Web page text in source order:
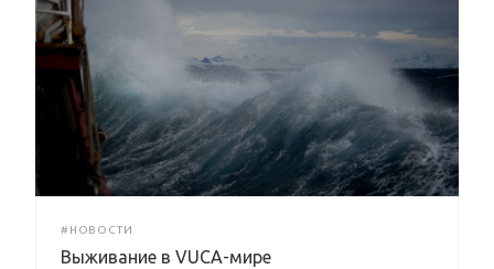
#НОВОСТИ
Выживание в VUCA-мире